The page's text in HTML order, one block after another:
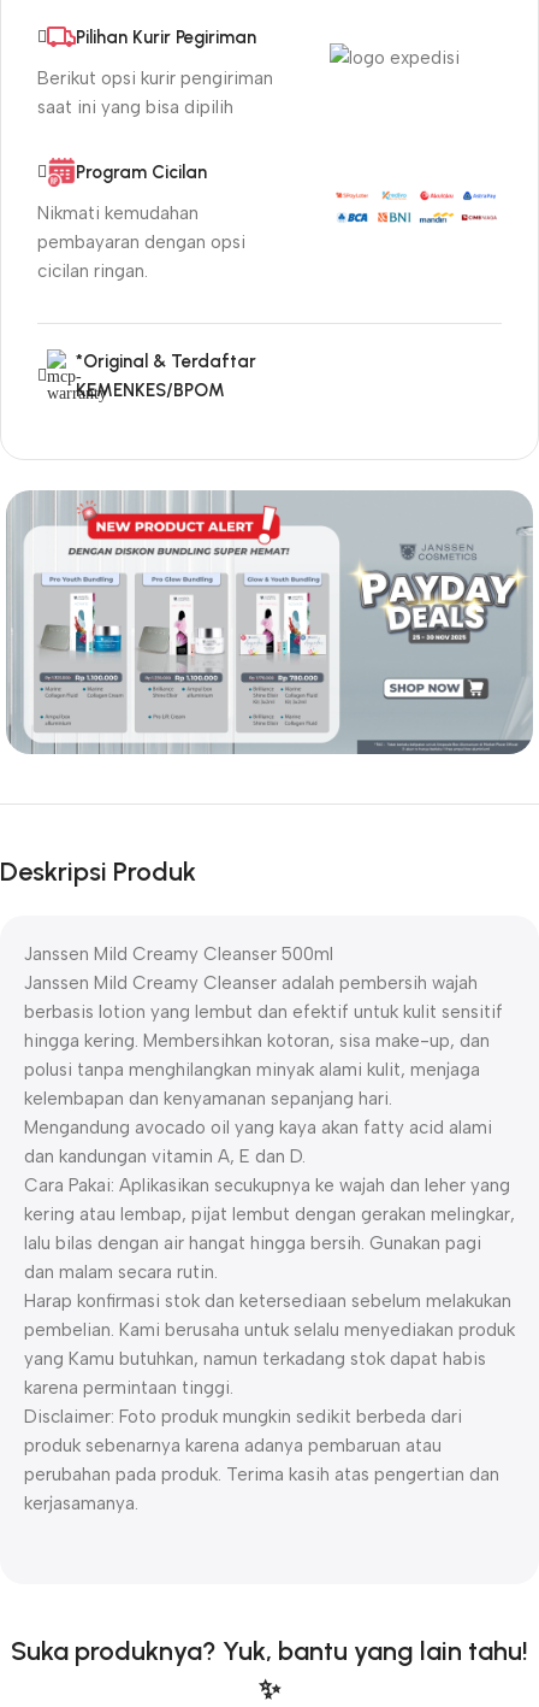
Pilihan Kurir Pegiriman
Berikut opsi kurir pengiriman
saat ini yang bisa dipilih
Program Cicilan
Nikmati kemudahan
pembayaran dengan opsi
cicilan ringan.
*Original & Terdaftar
KEMENKES/BPOM
Deskripsi Produk
Janssen Mild Creamy Cleanser 500ml
Janssen Mild Creamy Cleanser adalah pembersih wajah
berbasis lotion yang lembut dan efektif untuk kulit sensitif
hingga kering. Membersihkan kotoran, sisa make-up, dan
polusi tanpa menghilangkan minyak alami kulit, menjaga
kelembapan dan kenyamanan sepanjang hari.
Mengandung avocado oil yang kaya akan fatty acid alami
dan kandungan vitamin A, E dan D.
Cara Pakai: Aplikasikan secukupnya ke wajah dan leher yang
kering atau lembap, pijat lembut dengan gerakan melingkar,
lalu bilas dengan air hangat hingga bersih. Gunakan pagi
dan malam secara rutin.
Harap konfirmasi stok dan ketersediaan sebelum melakukan
pembelian. Kami berusaha untuk selalu menyediakan produk
yang Kamu butuhkan, namun terkadang stok dapat habis
karena permintaan tinggi.
Disclaimer: Foto produk mungkin sedikit berbeda dari
produk sebenarnya karena adanya pembaruan atau
perubahan pada produk. Terima kasih atas pengertian dan
kerjasamanya.
Suka produknya? Yuk, bantu yang lain tahu!
✨